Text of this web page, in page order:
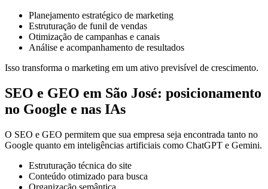
Planejamento estratégico de marketing
Estruturação de funil de vendas
Otimização de campanhas e canais
Análise e acompanhamento de resultados
Isso transforma o marketing em um ativo previsível de crescimento.
SEO e GEO em São José: posicionamento
no Google e nas IAs
O SEO e GEO permitem que sua empresa seja encontrada tanto no
Google quanto em inteligências artificiais como ChatGPT e Gemini.
Estruturação técnica do site
Conteúdo otimizado para busca
Organização semântica